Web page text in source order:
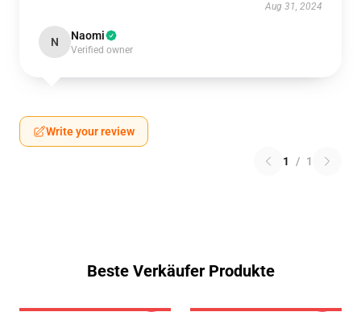
Aug 31, 2024
N Naomi
Verified owner
Write your review
1 / 1
Beste Verkäufer Produkte